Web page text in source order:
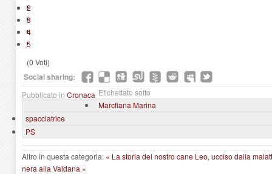
2
3
4
5
(0 Voti)
Social sharing:
Pubblicato in Cronaca Etichettato sotto
Marcfiana Marina
spacciatrice
PS
Altro in questa categoria: « La storia del nostro cane Leo, ucciso dalla
nera alla Valdana »